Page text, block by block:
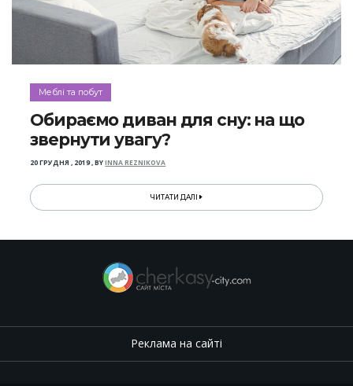
Меблі та побут
Обираємо диван для сну: на що
звернути увагу?
20 ГРУДНЯ , 2019,BYINNA REZNIKOVA
ЧИТАТИ ДАЛІ
Реклама на сайті